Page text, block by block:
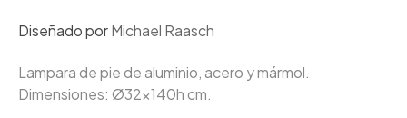
Diseñado porMichael Raasch
Lampara de pie de aluminio, acero y mármol.
Dimensiones: Ø32x140h cm.